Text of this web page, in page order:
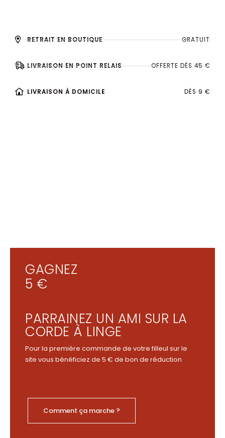
RETRAIT EN BOUTIQUE GRATUIT
LIVRAISON EN POINT RELAIS OFFERTE DÈS 45 €
LIVRAISON À DOMICILE DÈS 9 €
GAGNEZ
5 €
PARRAINEZ UN AMI SUR LA
CORDE À LINGE
Pour la première commande de votre filleul sur le
site vous bénéficiez de 5 € de bon de réduction
Comment ça marche ?